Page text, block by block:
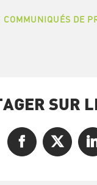
COMMUNIQUÉS DE
SUR
Facebook
X